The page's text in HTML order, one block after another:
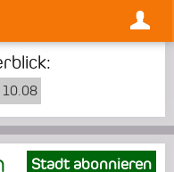
10.08
Stadt abonnieren